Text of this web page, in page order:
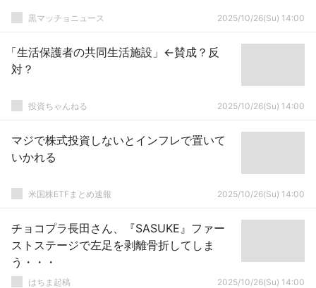
黒マッチョニュース 2025/10/26(Su) 14:00
「生活保護者の共同生活施設」←賛成？反
対？
投資ちゃんねる 2025/10/26(Su) 14:00
マジで株式投資しないとインフレで置いて
いかれる
米国株ETFまとめ速報 2025/10/26(Su) 14:00
チョコプラ長田さん、『SASUKE』ファー
ストステージで左足を剥離骨折してしま
う・・・
はちま起稿 2025/10/26(Su) 14:00